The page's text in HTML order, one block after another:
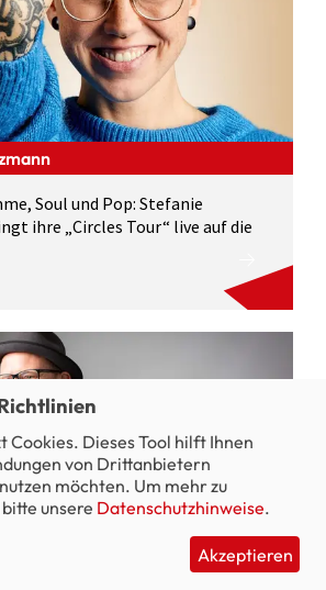
Soul und Pop: Stefanie
ihre „Circles Tour“ live auf die
Cookies. Dieses Tool hilft Ihnen
von Drittanbietern
möchten. Um mehr zu
unsere Datenschutzhinweise.
Akzeptieren